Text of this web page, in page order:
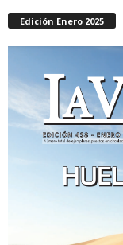
Edición Enero 2025